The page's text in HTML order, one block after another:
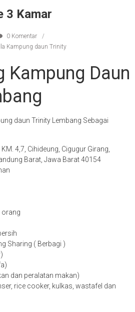
3 Kamar
0 Komentar
Kampung daun Trinity
Kampung Daun
daun Trinity Lembang Sebagai
4,7, Cihideung, Cigugur Girang,
Barat, Jawa Barat 40154
orang
Sharing ( Berbagi )
dan peralatan makan)
rice cooker, kulkas, wastafel dan